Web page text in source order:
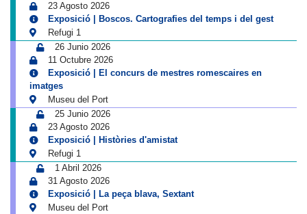
23 Agosto 2026
Exposició | Boscos. Cartografies del temps i del gest
Refugi 1
26 Junio 2026
11 Octubre 2026
Exposició | El concurs de mestres romescaires en
imatges
Museu del Port
25 Junio 2026
23 Agosto 2026
Exposició | Històries d'amistat
Refugi 1
1 Abril 2026
31 Agosto 2026
Exposició | La peça blava, Sextant
Museu del Port